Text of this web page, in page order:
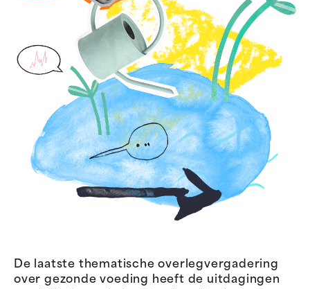
De laatste thematische overlegvergadering
over gezonde voeding heeft de uitdagingen